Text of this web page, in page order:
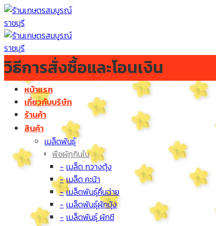
Skip
to
content
หน้าแรก
เกี่ยวกับบริษัท
ร้านค้า
สินค้า
เมล็ดพันธุ์
พืชผักกินใบ
เมล็ด กวางตุ้ง
เมล็ด คะน้า
เมล็ดพันธุ์คื่นฉ่าย
เมล็ดพันธุ์ผักบุ้ง
เมล็ดพันธุ์ ผักชี
วิธีการสั่งซื้อและโอนเงิน